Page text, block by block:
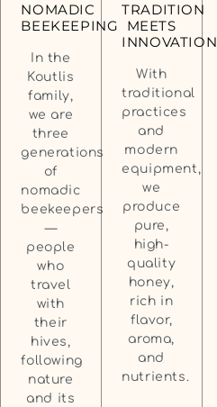
NOMADIC
BEEKEEPING
In the
Koutlis
family,
we are
three
generations
of
nomadic
beekeepers
—
people
who
travel
with
their
hives,
following
nature
and its
TRADITION
MEETS
INNOVATION
With
traditional
practices
and
modern
equipment,
we
produce
pure,
high-
quality
honey,
rich in
flavor,
aroma,
and
nutrients.